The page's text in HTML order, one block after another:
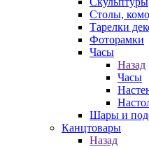
Столы,
Тарелки
Фоторамки
Часы
Назад
Часы
Шары и
Канцтовары
Назад